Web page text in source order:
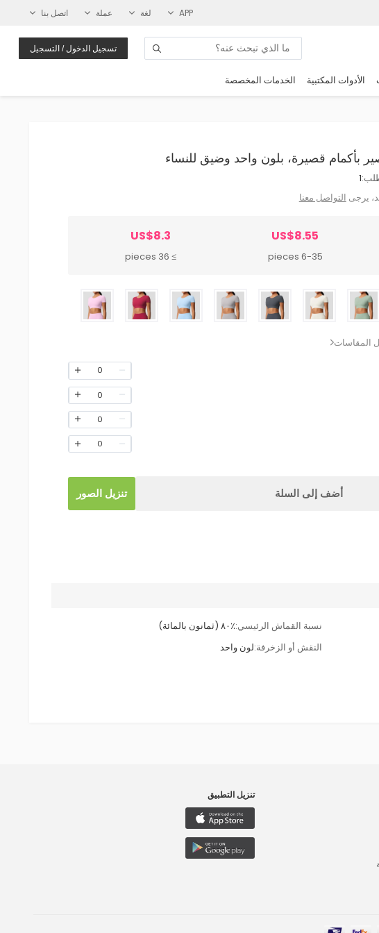
APP لغة عملة اتصل بنا
تسجيل الدخول / التسجيل
الأدوات المكتبية الخدمات المخصصة
1
يرجى التواصل معنا
US$8.55
6-35 pieces
US$8.3
≥ 36 pieces
المقاسات
0
0
0
0
أضف إلى السلة تنزيل الصور
نسبة القماش الرئيسي:٪٨٠ (ثمانون بالمائة)
النقش أو الزخرفة:لون واحد
تنزيل التطبيق